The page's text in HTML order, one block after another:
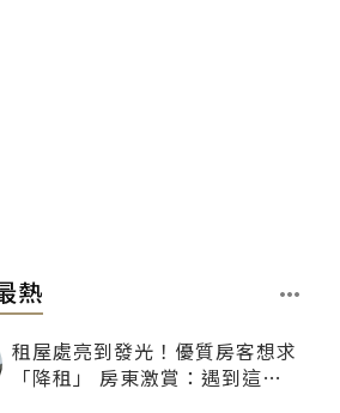
熱
租屋處亮到發光！優質房客想求
「降租」 房東激賞：遇到這種